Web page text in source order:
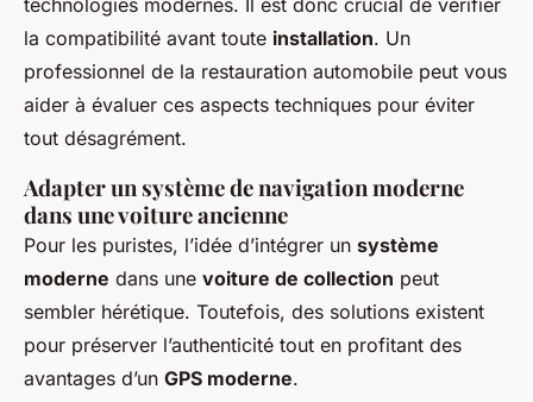
technologies modernes. Il est donc crucial de vérifier
la compatibilité avant toute installation. Un
professionnel de la restauration automobile peut vous
aider à évaluer ces aspects techniques pour éviter
tout désagrément.
Adapter un système de navigation moderne
dans une voiture ancienne
Pour les puristes, l’idée d’intégrer un système
moderne dans une voiture de collection peut
sembler hérétique. Toutefois, des solutions existent
pour préserver l’authenticité tout en profitant des
avantages d’un GPS moderne.